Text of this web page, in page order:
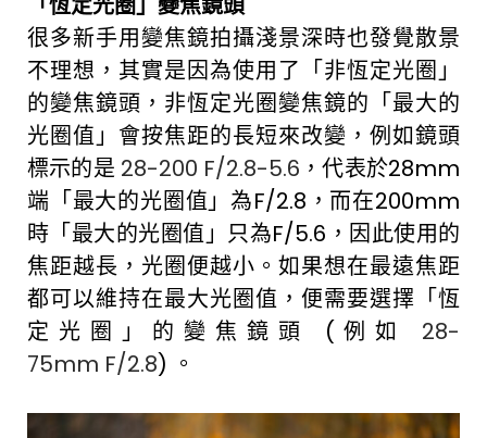
很多新手用變焦鏡拍攝淺景深時也發覺散景
不理想，其實是因為使用了「非恆定光圈」
的變焦鏡頭，非恆定光圈變焦鏡的「最大的
光圈值」會按焦距的長短來改變，例如鏡頭
標示的是 28-200 F/2.8-5.6 ，代表於28mm
端「最大的光圈值」為F/2.8，而在200mm
時「最大的光圈值」只為F/5.6，因此使用的
焦距越長，光圈便越小。如果想在最遠焦距
都可以維持在最大光圈值，便需要選擇「恆
定光圈」的變焦鏡頭 (例如 28-
75mm F/2.8) 。